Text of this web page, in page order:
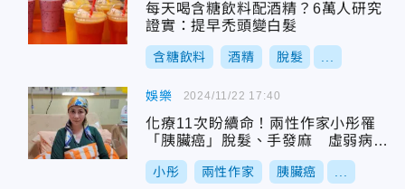
每天喝含糖飲料配酒精？6萬人研究
證實：提早禿頭變白髮
含糖飲料 酒精 脫髮
娛樂
化療11次盼續命！兩性作家小彤罹
「胰臟癌」脫髮、手發麻 虛弱病床
照曝光
小彤 兩性作家 胰臟癌
2024/11/22 17:40